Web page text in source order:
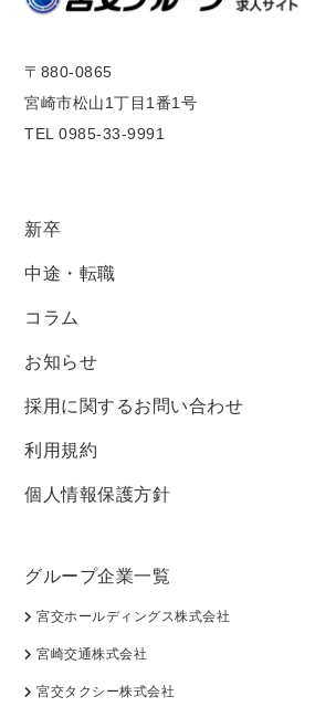
〒880-0865
宮崎市松山1丁目1番1号
TEL 0985-33-9991
新卒
中途・転職
コラム
お知らせ
採用に関するお問い合わせ
利用規約
個人情報保護方針
グループ企業一覧
宮交ホールディングス株式会社
宮崎交通株式会社
宮交タクシー株式会社